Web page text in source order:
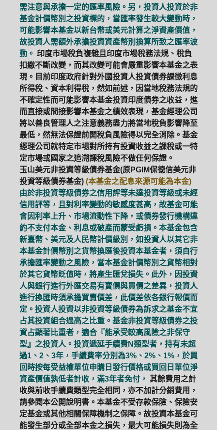
需注意與承擔一定的匯率風險。另，投資人投資於非
基金計價幣別之投資標的，當匯率發生較大變動時，
可能影響本基金以新台幣或美元計算之淨資產價值，
故投資人需額外承擔投資資產幣別換算所致之匯率波
動。 印度市場稅負複雜且印度市場稅務法規、稅負
扣繳不斷改變，而其改變可能會嚴重影響本基金之表
現。目前印度政府針對外國投資人投資債券課徵利息
所得稅、資本利得稅，然如前述，因當地稅務法規的
不確定性而可能影響本基金投資印度債券之收益，進
而直接或間接影響本基金之績效表現，基金經理公司
將以善良管理人之注意義務盡力將當地稅負影響降至
最低，然無法保證前開稅負風險得以完全消除。基金
經理公司就特定市場對所持有投資收益之課稅或一特
定市場或國家之追溯課稅風險不做任何保證。
玉山美元非投資等級債券基金(原PGIM保德信美元非
投資等級債券基金) (本基金之配息來源可能為本金)
由於非投資等級債券之信用評等未達投資等級或未經
信用評等，且對利率變動的敏感度甚高，故基金可能
會因利率上升、市場流動性下降，或債券發行機構違
約不支付本金、利息或破產而蒙受虧損。本基金包含
新臺幣、美元及人民幣計價級別，如投資人以其它非
本基金計價幣別之貨幣換匯後投資本基金者，須自行
承擔匯率變動之風險，當本基金計價幣別之貨幣相對
於其它貨幣貶值時，將產生匯兌損失。此外，因投資
人與銀行進行外匯交易有賣價與買價之差異，投資人
進行換匯時須承擔買賣價差，此價差依各銀行報價而
定。投資人投資以非投資等級債券為訴求之基金不宜
占其投資組合過高之比重。基金非投資等級債券之投
資占顯著比重者，適合『能承受較高風險之非保守
型』之投資人。投資遞延手續費N類型者，持有未超
過1、2、3年，手續費率分別為3%、2%、1%，於買
回時按每受益權單位申購日發行價格或買回日單位淨
資產價值孰低者計收，滿3年者免付， 其餘費用之計
收與前收手續費類型完全相同，亦不加計分銷費用，
請參閱本公開說明書。本基金不受存款保險、保險安
定基金或其他相關保障機制之保障。故投資本基金可
能發生部分或全部本金之損失，最大可能損失則為全